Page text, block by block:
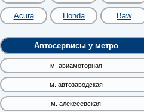
Acura Honda Baw
Автосервисы у метро
м. авиамоторная
м. автозаводская
м. алексеевская